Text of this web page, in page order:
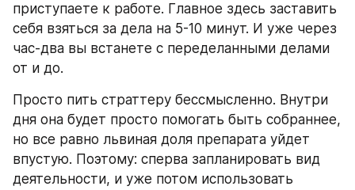
приступаете к работе. Главное здесь заставить
себя взяться за дела на 5-10 минут. И уже через
час-два вы встанете с переделанными делами
от и до.
Просто пить страттеру бессмысленно. Внутри
дня она будет просто помогать быть собраннее,
но все равно львиная доля препарата уйдет
впустую. Поэтому: сперва запланировать вид
деятельности, и уже потом использовать